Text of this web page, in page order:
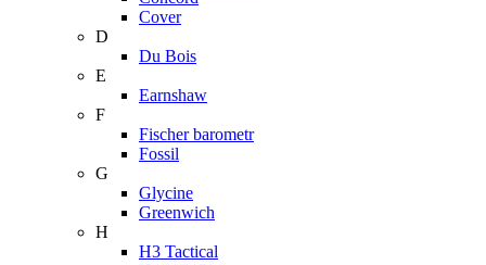
Cover
D
Du Bois
E
Earnshaw
F
Fischer barometr
Fossil
G
Glycine
Greenwich
H
H3 Tactical